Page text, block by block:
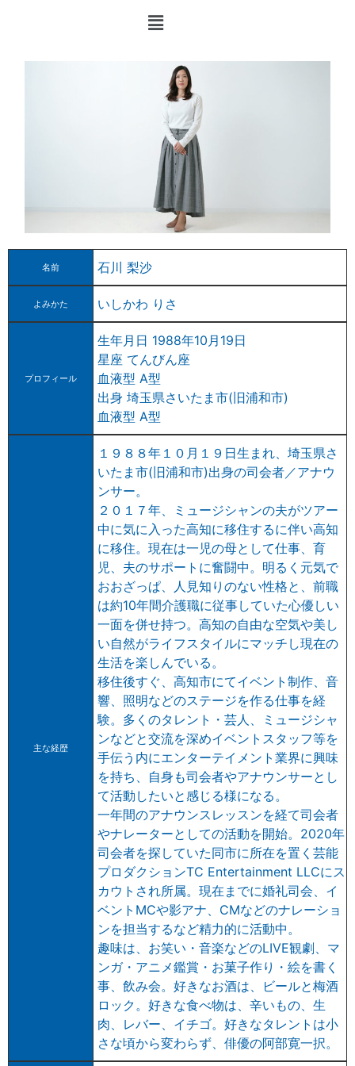
名前 石川 梨沙
よみかた いしかわ りさ
プロフィール
生年月日 1988年10月19日
星座 てんびん座
血液型 A型
出身 埼玉県さいたま市(旧浦和市)
血液型 A型
主な経歴
１９８８年１０月１９日生まれ、埼玉県さ
いたま市(旧浦和市)出身の司会者／アナウ
ンサー。
２０１７年、ミュージシャンの夫がツアー
中に気に入った高知に移住するに伴い高知
に移住。現在は一児の母として仕事、育
児、夫のサポートに奮闘中。明るく元気で
おおざっぱ、人見知りのない性格と、前職
は約10年間介護職に従事していた心優しい
一面を併せ持つ。高知の自由な空気や美し
い自然がライフスタイルにマッチし現在の
生活を楽しんでいる。
移住後すぐ、高知市にてイベント制作、音
響、照明などのステージを作る仕事を経
験。多くのタレント・芸人、ミュージシャ
ンなどと交流を深めイベントスタッフ等を
手伝う内にエンターテイメント業界に興味
を持ち、自身も司会者やアナウンサーとし
て活動したいと感じる様になる。
一年間のアナウンスレッスンを経て司会者
やナレーターとしての活動を開始。2020年
司会者を探していた同市に所在を置く芸能
プロダクションTC Entertainment LLCにス
カウトされ所属。現在までに婚礼司会、イ
ベントMCや影アナ、CMなどのナレーショ
ンを担当するなど精力的に活動中。
趣味は、お笑い・音楽などのLIVE観劇、マ
ンガ・アニメ鑑賞・お菓子作り・絵を書く
事、飲み会。好きなお酒は、ビールと梅酒
ロック。好きな食べ物は、辛いもの、生
肉、レバー、イチゴ。好きなタレントは小
さな頃から変わらず、俳優の阿部寛一択。